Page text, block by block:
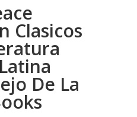
Clasicos
De La